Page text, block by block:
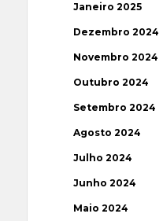
Janeiro 2025
Dezembro 2024
Novembro 2024
Outubro 2024
Setembro 2024
Agosto 2024
Julho 2024
Junho 2024
Maio 2024